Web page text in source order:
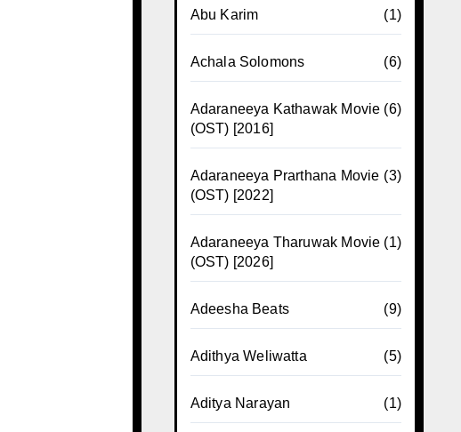
Abu Karim (1)
Achala Solomons (6)
Adaraneeya Kathawak Movie
(OST) [2016]
(6)
Adaraneeya Prarthana Movie
(OST) [2022]
(3)
Adaraneeya Tharuwak Movie
(OST) [2026]
(1)
Adeesha Beats (9)
Adithya Weliwatta (5)
Aditya Narayan (1)